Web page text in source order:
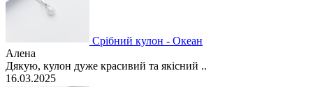
Срібний кулон - Океан
Алена
Дякую, кулон дуже красивий та якісний ..
16.03.2025